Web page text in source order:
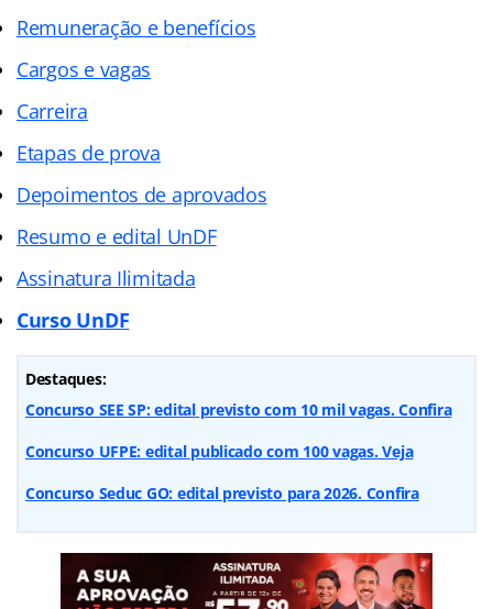
Remuneração e benefícios
Cargos e vagas
Carreira
Etapas de prova
Depoimentos de aprovados
Resumo e edital UnDF
Assinatura Ilimitada
Curso UnDF
Destaques:
Concurso SEE SP: edital previsto com 10 mil vagas. Confira
Concurso UFPE: edital publicado com 100 vagas. Veja
Concurso Seduc GO: edital previsto para 2026. Confira